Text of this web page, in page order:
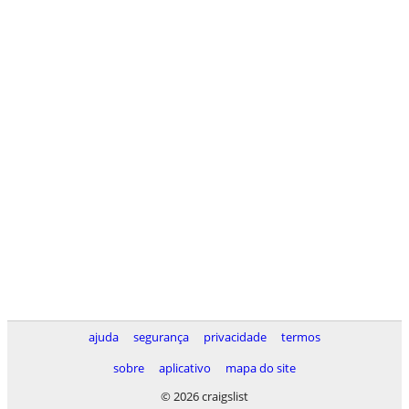
ajuda segurança privacidade
termos
sobre
aplicativo
mapa do site
© 2026 craigslist